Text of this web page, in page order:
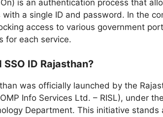
is an authentication process that
a single ID and password. In the
access to various government
for each service.
ID Rajasthan?
was officially launched by the
Info Services Ltd. – RISL), under
Department. This initiative stands